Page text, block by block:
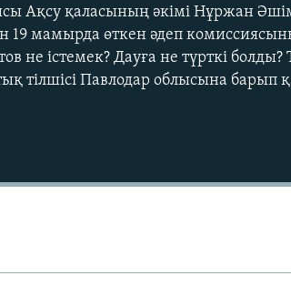
Ақсу қаласының әкімі Нұржан
мамырда өткен әдеп
не істемек? Дауға не түрткі
тілшісі Павлодар облысына барып